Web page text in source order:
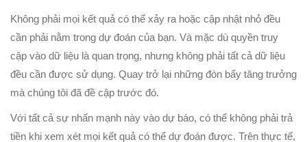
Không phải mọi kết quả có thể xảy ra hoặc cập nhật nhỏ đều
cần phải nằm trong dự đoán của bạn. Và mặc dù quyền truy
cập vào dữ liệu là quan trọng, nhưng không phải tất cả dữ liệu
đều cần được sử dụng. Quay trở lại những đòn bẩy tăng trưởng
mà chúng tôi đã đề cập trước đó.
Với tất cả sự nhấn mạnh này vào dự báo, có thể không phải trả
tiền khi xem xét mọi kết quả có thể dự đoán được. Trên thực tế,